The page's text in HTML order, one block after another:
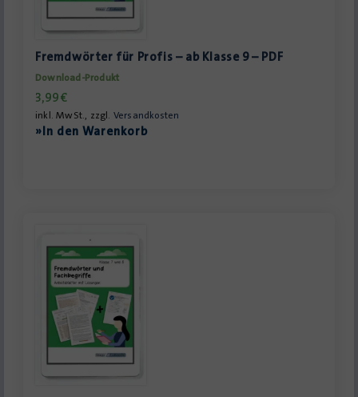
Fremdwörter für Profis – ab Klasse 9 – PDF
Download-Produkt
3,99€
inkl. MwSt., zzgl. Versandkosten
»In den Warenkorb